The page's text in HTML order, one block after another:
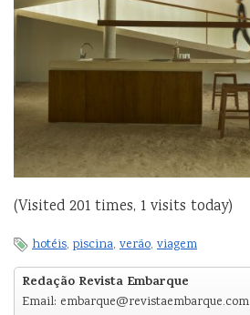
(Visited 201 times, 1 visits today)
hotéis, piscina, verão, viagem
Redação Revista Embarque
Email: embarque@revistaembarque.com